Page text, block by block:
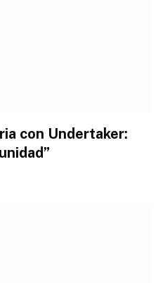
con Undertaker: